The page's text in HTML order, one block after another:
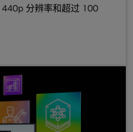
分辨率和超过 100